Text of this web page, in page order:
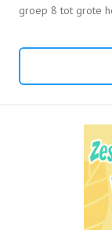
groep 8 tot grote